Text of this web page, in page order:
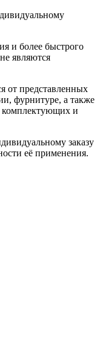
и более быстрого
являются
от представленных
фурнитуре, а также
комплектующих и
заказу
её применения.